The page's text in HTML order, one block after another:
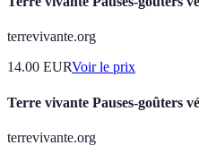
terrevivante.org
14.00 EURVoir le prix
Terre vivante Pauses-goûters
terrevivante.org